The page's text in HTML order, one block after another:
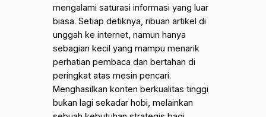
mengalami saturasi informasi yang luar
biasa. Setiap detiknya, ribuan artikel di
unggah ke internet, namun hanya
sebagian kecil yang mampu menarik
perhatian pembaca dan bertahan di
peringkat atas mesin pencari.
Menghasilkan konten berkualitas tinggi
bukan lagi sekadar hobi, melainkan